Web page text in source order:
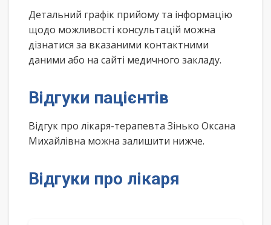
Детальний графік прийому та інформацію
щодо можливості консультацій можна
дізнатися за вказаними контактними
даними або на сайті медичного закладу.
Відгуки пацієнтів
Відгук про лікаря-терапевта Зінько Оксана
Михайлівна можна залишити нижче.
Відгуки про лікаря